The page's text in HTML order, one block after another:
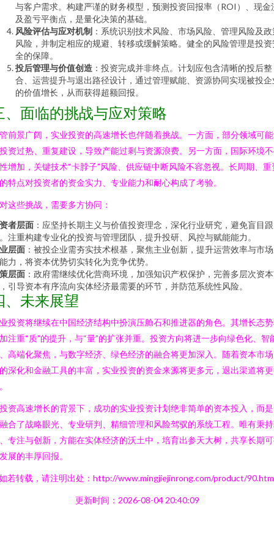
与客户需求。构建严谨的财务模型，预测投资回报率（ROI）、现金
及盈亏平衡点，是量化决策的基础。
风险评估与应对机制 ：系统识别技术风险、市场风险、管理风险及
风险，并制定相应的规避、转移或缓解策略。健全的风险管理是投资
全的保障。
投后管理与价值创造 ：投资完成并非终点。计划应包含清晰的投后整
合、运营提升与退出路径设计，通过管理赋能、资源协同实现被投企
的价值增长，从而获得超额回报。
、面临的挑战与应对策略
前景广阔，实业投资的高速增长也伴随着挑战。一方面，部分领域可
资过热、重复建设，导致产能过剩与资源浪费。另一方面，国际环境
增加，关键技术“卡脖子”风险、供应链中断风险不容忽视。长周期、重
特点对投资者的资金实力、专业能力和耐心构成了考验。
这些挑战，需要多方协同：
者层面 ：应坚持长期主义与价值投资理念，深化行业研究，避免盲目跟
注重构建专业化的投资与管理团队，提升投研、风控与赋能能力。
层面 ：被投企业需夯实技术根基，聚焦主业创新，提升运营效率与市
力，将资本优势切实转化为竞争优势。
层面 ：政府需继续优化营商环境，加强知识产权保护，完善多层次资
引导资本有序流向实体经济最需要的环节，并防范系统性风险。
、未来展望
投资将继续在中国经济结构中扮演压舱石和推进器的角色。其增长态
注重“质”的提升，与“量”的扩张并重。投资方向将进一步向绿色化、智
高端化聚焦，与数字经济、绿色经济的融合将更加深入。随着资本市
深化和金融工具的丰富，实业投资的资金来源将更多元，退出渠道将
资高速增长的背景下，成功的实业投资计划绝非简单的资本投入，而
合了战略眼光、专业研判、精细管理和风险驾驭的系统工程。唯有秉
专注与创新，方能在实体经济的沃土中，培育出参天大树，共享长期
展的丰厚回报。
若转载，请注明出处：http://www.mingjiejinrong.com/product/
更新时间：2026-08-04 20:40:09